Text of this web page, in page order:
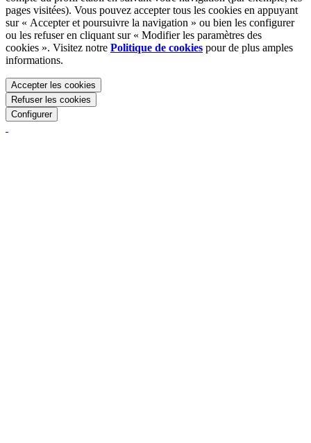
pages visitées). Vous pouvez accepter tous les cookies en appuyant
sur « Accepter et poursuivre la navigation » ou bien les configurer
ou les refuser en cliquant sur « Modifier les paramètres des
cookies ». Visitez notre Politique de cookies pour de plus amples
informations.
Accepter les cookies
Refuser les cookies
Configurer